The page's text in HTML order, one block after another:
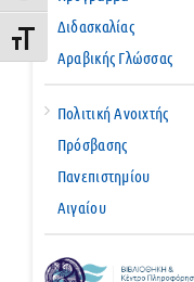
Εναλλαγή Μεγέθους Γραμμάτων
Διδασκαλίας
Αραβικής Γλώσσας
Πολιτική Ανοιχτής
Πρόσβασης
Πανεπιστημίου
Αιγαίου